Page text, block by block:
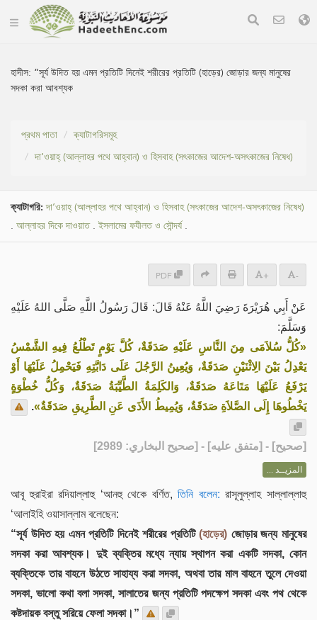
হাদীস: “সূর্য উদিত হয় এমন প্রতিটি দিনেই শরীরের প্রতিটি (হাড়ের) জোড়ার জন্য মানুষের
সদকা করা আবশ্যক
প্রথম পাতা
ক্যাটাগরিসমূহ
দা‘ওয়াহ্ (আল্লাহর পথে আহ্বান) ও হিসবাহ (সৎকাজের আদেশ-অসৎকাজের নিষেধ)
ক্যাটাগরি:দা‘ওয়াহ্ (আল্লাহর পথে আহ্বান) ও হিসবাহ (সৎকাজের আদেশ-অসৎকাজের নিষেধ)
. আল্লাহর দিকে দাওয়াত. ইসলামের ফযীলত ও সৌন্দর্য.
PDF + -
عَنْ أَبِي هُرَيْرَةَ رَضِيَ اللَّهُ عَنْهُ قَالَ: قَالَ رَسُولُ اللَّهِ صَلَّى اللهُ عَلَيْهِ
وَسَلَّمَ:
«كُلُّ سُلاَمَى مِنَ النَّاسِ عَلَيْهِ صَدَقَةٌ، كُلَّ يَوْمٍ تَطْلُعُ فِيهِ الشَّمْسُ
يَعْدِلُ بَيْنَ الِاثْنَيْنِ صَدَقَةٌ، وَيُعِينُ الرَّجُلَ عَلَى دَابَّتِهِ فَيَحْمِلُ عَلَيْهَا أَوْ
يَرْفَعُ عَلَيْهَا مَتَاعَهُ صَدَقَةٌ، وَالكَلِمَةُ الطَّيِّبَةُ صَدَقَةٌ، وَكُلُّ خُطْوَةٍ
يَخْطُوهَا إِلَى الصَّلاَةِ صَدَقَةٌ، وَيُمِيطُ الأَذَى عَنِ الطَّرِيقِ صَدَقَةٌ».
[صحيح] - [متفق عليه] - [صحيح البخاري: 2989]
المزيــد ...
আবূ হুরাইরা রদিয়াল্লাহু ‘আনহু থেকে বর্ণিত, তিনি বলেন: রাসূলুল্লাহ সাল্লাল্লাহু
‘আলাইহি ওয়াসাল্লাম বলেছেন:
“সূর্য উদিত হয় এমন প্রতিটি দিনেই শরীরের প্রতিটি(হাড়ের) জোড়ার জন্য মানুষের
সদকা করা আবশ্যক। দুই ব্যক্তির মধ্যে ন্যায় স্থাপন করা একটি সদকা, কোন
ব্যক্তিকে তার বাহনে উঠতে সাহায্য করা সদকা, অথবা তার মাল বাহনে তুলে দেওয়া
সদকা, ভালো কথা বলা সদকা, সালাতের জন্য প্রতিটি পদক্ষেপ সদকা এবং পথ থেকে
কষ্টদায়ক বস্তু সরিয়ে ফেলা সদকা।”